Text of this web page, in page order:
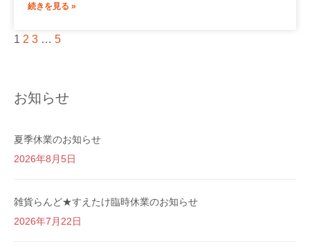
続きを見る »
1 2 3 … 5
お知らせ
夏季休業のお知らせ
2026年8月5日
雑貨らんど★すえたけ臨時休業のお知らせ
2026年7月22日